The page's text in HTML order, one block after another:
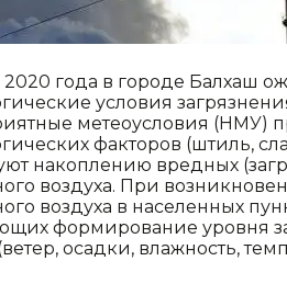
2020 года в городе Балхаш
условия
метеоусловия (НМУ)
факторов (штиль,
накоплению вредных
воздуха. При
воздуха в населенных
формирование уровня
осадки, влажность,